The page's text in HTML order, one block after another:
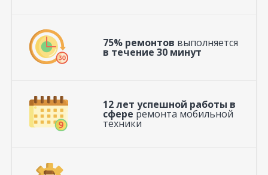
75% ремонтов выполняется
в течение 30 минут
12 лет успешной работы в
сфере ремонта мобильной
техники